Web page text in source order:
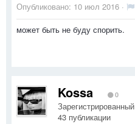
Опубликовано: 10 июл 2016 ·
может быть не буду спорить.
Kossa 0
Зарегистрированный
43 публикации